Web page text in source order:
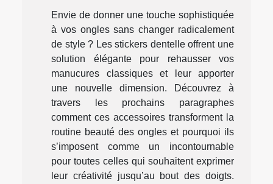
Envie de donner une touche sophistiquée
à vos ongles sans changer radicalement
de style ? Les stickers dentelle offrent une
solution élégante pour rehausser vos
manucures classiques et leur apporter
une nouvelle dimension. Découvrez à
travers les prochains paragraphes
comment ces accessoires transforment la
routine beauté des ongles et pourquoi ils
s’imposent comme un incontournable
pour toutes celles qui souhaitent exprimer
leur créativité jusqu’au bout des doigts.